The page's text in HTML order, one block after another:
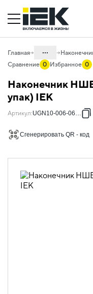
Главная ...
08. Изделия
инструменты
08.01
наконечники
Сравнение 0 Избранное 0
Наконечник
упак) IEK
Артикул:UGN10-006-06-12
Сгенерировать QR - код